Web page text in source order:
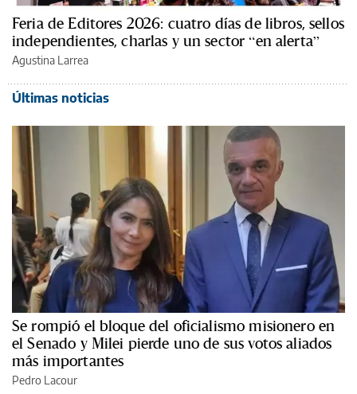
Feria de Editores 2026: cuatro días de libros, sellos
independientes, charlas y un sector “en alerta”
Agustina Larrea
Últimas noticias
Se rompió el bloque del oficialismo misionero en
el Senado y Milei pierde uno de sus votos aliados
más importantes
Pedro Lacour